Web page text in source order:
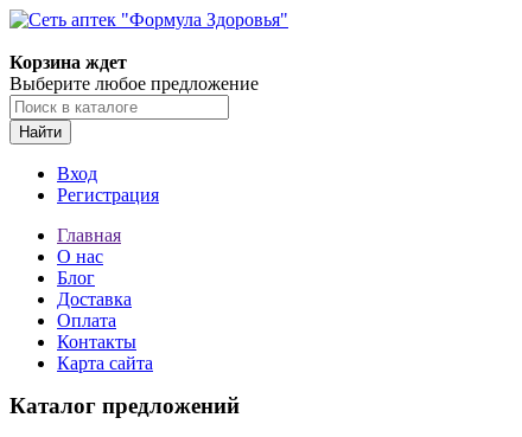
Корзина ждет
Выберите любое предложение
Найти
Вход
Регистрация
Главная
О нас
Блог
Доставка
Оплата
Контакты
Карта сайта
Каталог предложений